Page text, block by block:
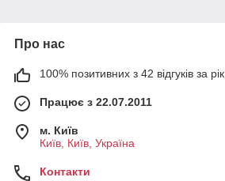
Про нас
100% позитивних з 42 відгуків за рік
Працює з 22.07.2011
м. Київ
Київ, Київ, Україна
Контакти